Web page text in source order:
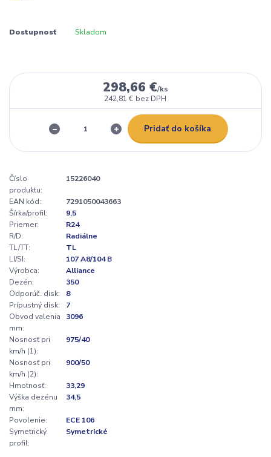
Dostupnosť Skladom
298,66 €/ks
242,81 € bez DPH
Pridať do košíka
Číslo
produktu:
15226040
EAN kód:
7291050043663
Šírka/profil:
9,5
Priemer:
R24
R/D:
Radiálne
TL/TT:
TL
LI/SI:
107 A8/104 B
Výrobca:
Alliance
Dezén:
350
Odporúč. disk:
8
Prípustný disk:
7
Obvod valenia
mm:
3096
Nosnosť pri
km/h (1):
975/40
Nosnosť pri
km/h (2):
900/50
Hmotnosť:
33,29
Výška dezénu
mm:
34,5
Povolenie:
ECE 106
Symetrický
profil:
Symetrické